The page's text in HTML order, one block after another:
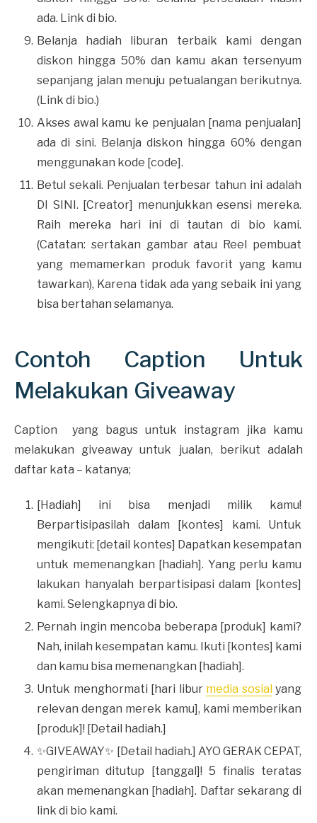
ada. Link di bio.
Belanja hadiah liburan terbaik kami dengan
diskon hingga 50% dan kamu akan tersenyum
sepanjang jalan menuju petualangan berikutnya.
(Link di bio.)
Akses awal kamu ke penjualan [nama penjualan]
ada di sini. Belanja diskon hingga 60% dengan
menggunakan kode [code].
Betul sekali. Penjualan terbesar tahun ini adalah
DI SINI. [Creator] menunjukkan esensi mereka.
Raih mereka hari ini di tautan di bio kami.
(Catatan: sertakan gambar atau Reel pembuat
yang memamerkan produk favorit yang kamu
tawarkan), Karena tidak ada yang sebaik ini yang
bisa bertahan selamanya.
Contoh Caption Untuk
Melakukan Giveaway
Caption yang bagus untuk instagram jika kamu
melakukan giveaway untuk jualan, berikut adalah
daftar kata – katanya;
[Hadiah] ini bisa menjadi milik kamu!
Berpartisipasilah dalam [kontes] kami. Untuk
mengikuti: [detail kontes] Dapatkan kesempatan
untuk memenangkan [hadiah]. Yang perlu kamu
lakukan hanyalah berpartisipasi dalam [kontes]
kami. Selengkapnya di bio.
Pernah ingin mencoba beberapa [produk] kami?
Nah, inilah kesempatan kamu. Ikuti [kontes] kami
dan kamu bisa memenangkan [hadiah].
Untuk menghormati [hari libur media sosial yang
relevan dengan merek kamu], kami memberikan
[produk]! [Detail hadiah.]
✨GIVEAWAY✨ [Detail hadiah.] AYO GERAK CEPAT,
pengiriman ditutup [tanggal]! 5 finalis teratas
akan memenangkan [hadiah]. Daftar sekarang di
link di bio kami.